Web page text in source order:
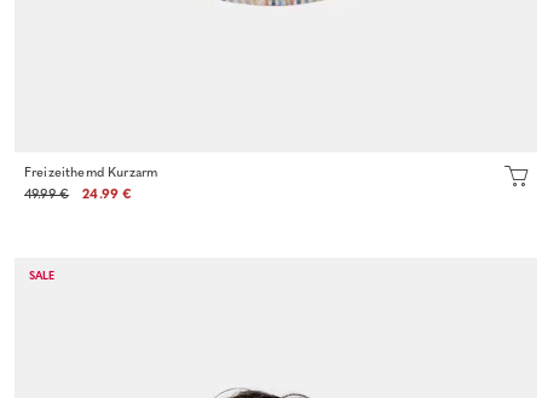
Freizeithemd Kurzarm
49.99 €
24.99 €
SALE